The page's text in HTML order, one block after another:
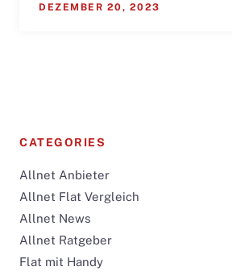
DEZEMBER 20, 2023
CATEGORIES
Allnet Anbieter
Allnet Flat Vergleich
Allnet News
Allnet Ratgeber
Flat mit Handy